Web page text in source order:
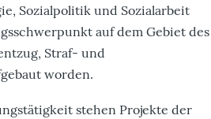
Sozialpolitik und Sozialarbeit
auf dem Gebiet des
Straf- und
worden.
stehen Projekte der